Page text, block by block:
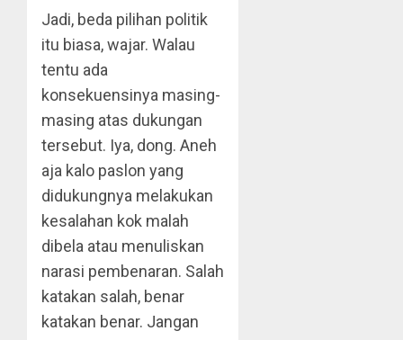
Jadi, beda pilihan politik
itu biasa, wajar. Walau
tentu ada
konsekuensinya masing-
masing atas dukungan
tersebut. Iya, dong. Aneh
aja kalo paslon yang
didukungnya melakukan
kesalahan kok malah
dibela atau menuliskan
narasi pembenaran. Salah
katakan salah, benar
katakan benar. Jangan